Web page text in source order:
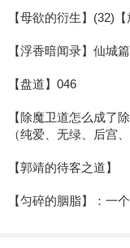
【母欲的衍生】(32)【
【浮香暗闻录】仙城
【盘道】046
【除魔卫道怎么成了
（纯爱、无绿、后宫
【郭靖的待客之道】
【匀碎的胭脂】：一